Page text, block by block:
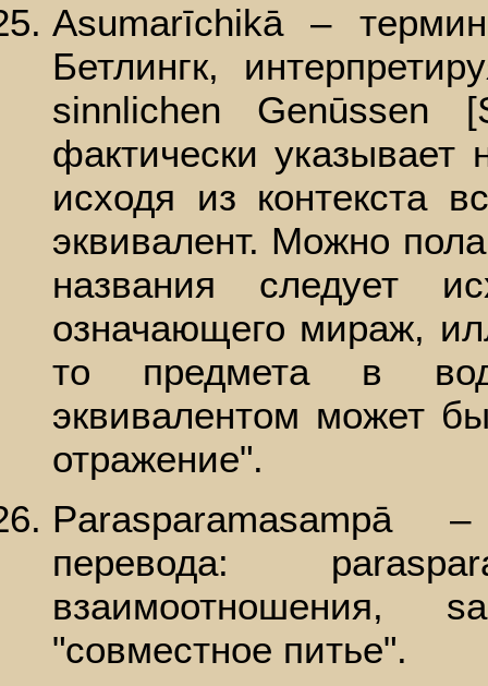
Asumarīchikā –
Бетлингк,
sinnlichen
фактически указывает
исходя из контекста
эквивалент. Можно
названия следует
означающего мираж,
то предмета в
эквивалентом может
отражение".
перевода:
"совместное питье".